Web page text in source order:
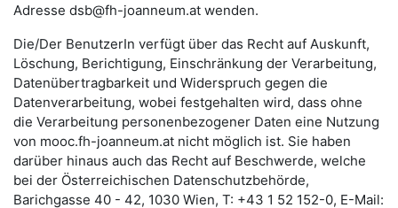
Adresse dsb@fh-joanneum.at wenden.
Die/Der BenutzerIn verfügt über das Recht auf Auskunft,
Löschung, Berichtigung, Einschränkung der Verarbeitung,
Datenübertragbarkeit und Widerspruch gegen die
Datenverarbeitung, wobei festgehalten wird, dass ohne
die Verarbeitung personenbezogener Daten eine Nutzung
von mooc.fh-joanneum.at nicht möglich ist. Sie haben
darüber hinaus auch das Recht auf Beschwerde, welche
bei der Österreichischen Datenschutzbehörde,
Barichgasse 40 - 42, 1030 Wien, T: +43 1 52 152-0, E-Mail: